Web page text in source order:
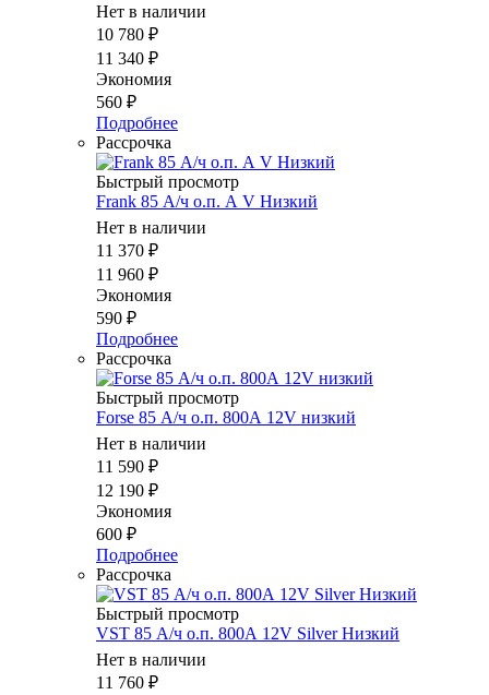
Нет в наличии
10 780 ₽
11 340 ₽
Экономия
560 ₽
Подробнее
Рассрочка
Быстрый просмотр
Frank 85 А/ч о.п. А V Низкий
Нет в наличии
11 370 ₽
11 960 ₽
Экономия
590 ₽
Подробнее
Рассрочка
Быстрый просмотр
Forse 85 А/ч о.п. 800А 12V низкий
Нет в наличии
11 590 ₽
12 190 ₽
Экономия
600 ₽
Подробнее
Рассрочка
Быстрый просмотр
VST 85 А/ч о.п. 800А 12V Silver Низкий
Нет в наличии
11 760 ₽